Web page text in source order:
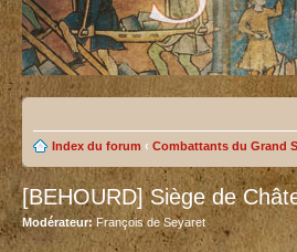
Index du forum ‹ Combattants du Grand
[BEHOURD] Siège de
Modérateur: François de Seyaret